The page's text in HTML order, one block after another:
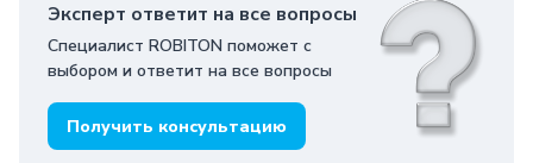
Эксперт ответит на все вопросы
Специалист ROBITON поможет с
выбором и ответит на все вопросы
Получить консультацию